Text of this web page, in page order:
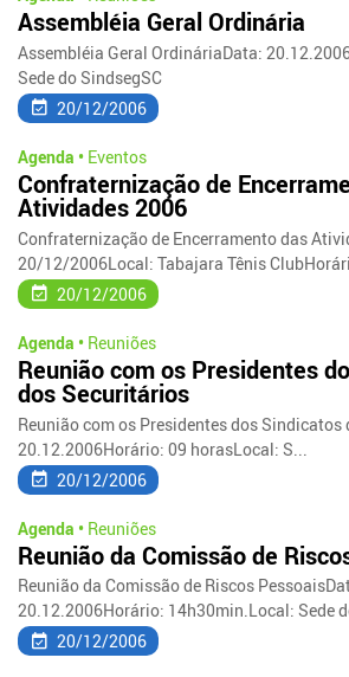
Assembléia Geral Ordinária
Assembléia Geral OrdináriaData:
Sede do SindsegSC
20/12/2006
Agenda • Eventos
Confraternização de
Atividades 2006
Confraternização de Encerramento das
20/12/2006Local: Tabajara Tênis
20/12/2006
Agenda • Reuniões
Reunião com os Presidentes
dos Securitários
Reunião com os Presidentes dos
20.12.2006Horário: 09 horasLocal: S...
20/12/2006
Agenda • Reuniões
Reunião da Comissão de
Reunião da Comissão de Riscos
20.12.2006Horário: 14h30min.Local: Sede
20/12/2006